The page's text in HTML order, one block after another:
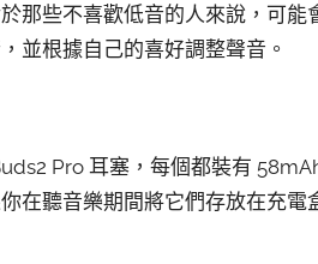
那些不喜歡低音的人來說，可
並根據自己的喜好調整聲音。
Pro 耳塞，每個都裝有
在聽音樂期間將它們存放在充電